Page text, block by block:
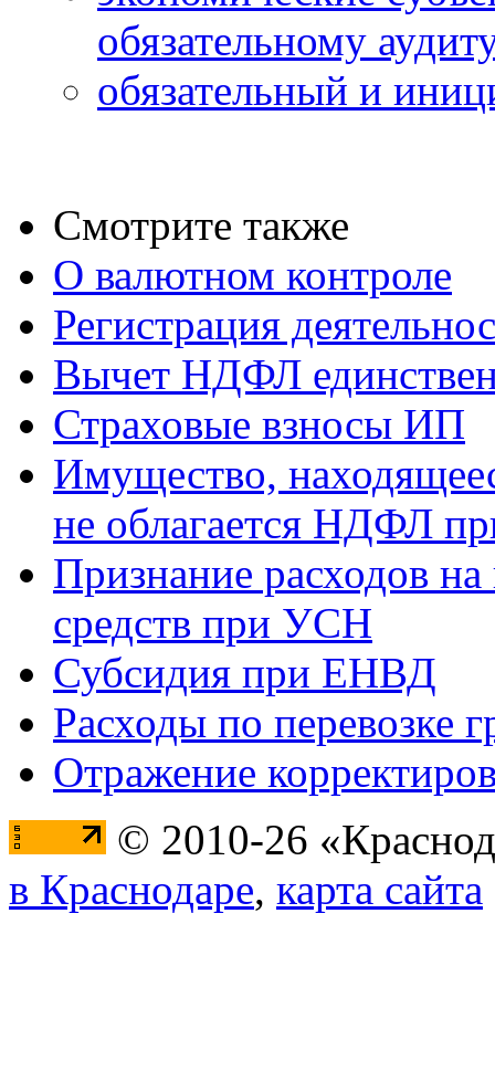
обязательному
обязательный и
Смотрите также
О валютном контроле
Регистрация
Вычет НДФЛ
Страховые взносы ИП
Имущество,
не облагается НДФЛ
Признание расходов
средств при УСН
Субсидия при ЕНВД
Расходы по перевозке
Отражение
© 2010-26
в Краснодаре, карта сайта